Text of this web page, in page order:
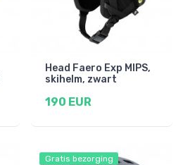
Head Faero Exp MIPS,
skihelm, zwart
190 EUR
Gratis bezorging